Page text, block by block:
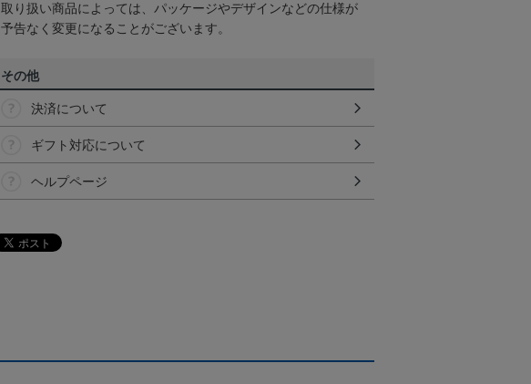
取り扱い商品によっては、パッケージやデザインなどの仕様が
予告なく変更になることがございます。
その他
決済について
ギフト対応について
ヘルプページ